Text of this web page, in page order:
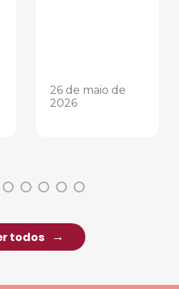
26 de maio de
2026
todos